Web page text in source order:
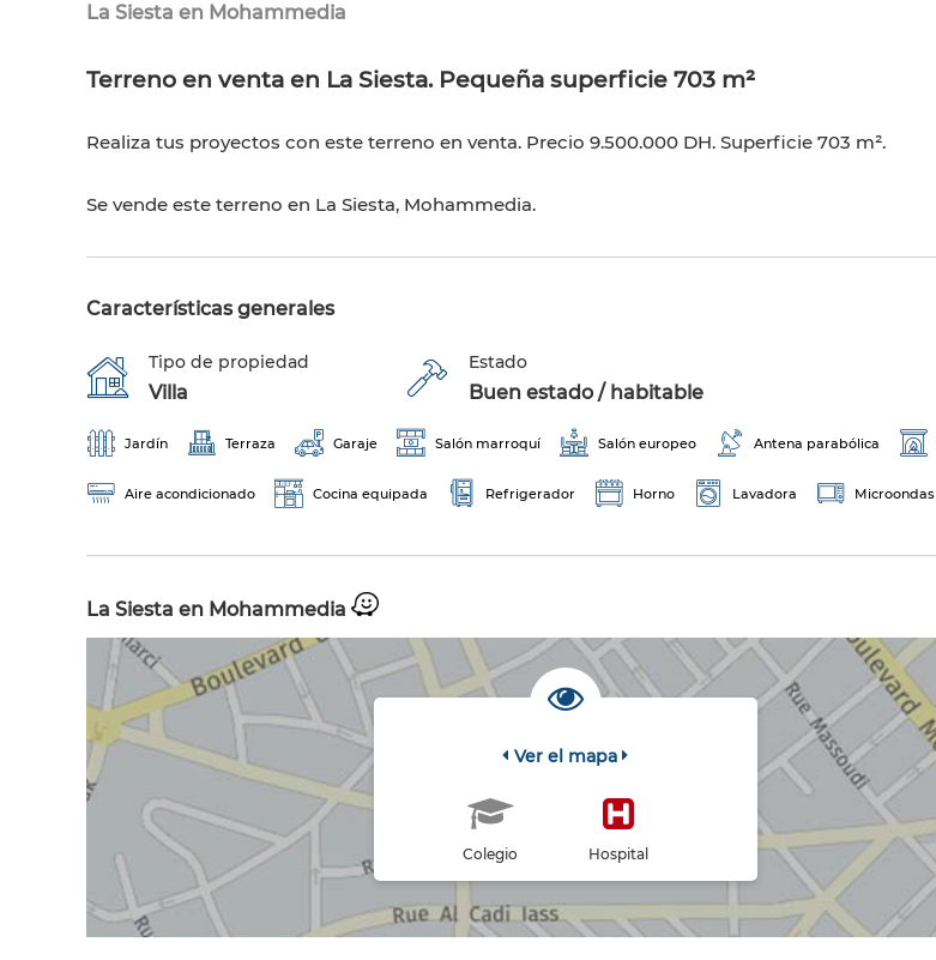
La Siesta en Mohammedia
Terreno en venta en La Siesta. Pequeña superficie 703 m²
Realiza tus proyectos con este terreno en venta. Precio 9.500.000 DH. Superficie 703 m².
Se vende este terreno en La Siesta, Mohammedia.
Características generales
Tipo de propiedad
Villa
Estado
Buen estado / habitable
Jardín Terraza Garaje Salón marroquí Salón europeo Antena parabólica
Aire acondicionado Cocina equipada Refrigerador Horno Lavadora Microondas
La Siesta en Mohammedia
Ver el mapa
Colegio Hospital